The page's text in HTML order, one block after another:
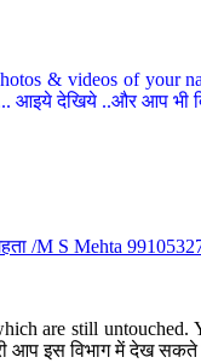
& videos of your
आइये देखिये ..और आप भी
/M S Mehta
are still
आप इस विभाग में देख